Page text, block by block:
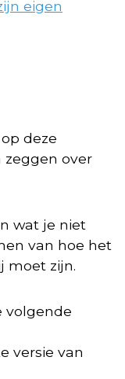
eigen
deze
zeggen over
wat je niet
van hoe het
moet zijn.
volgende
versie van